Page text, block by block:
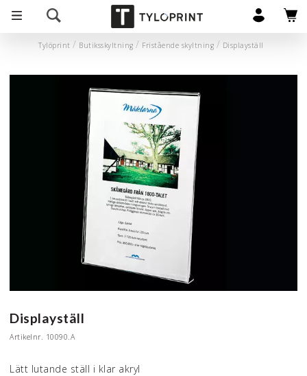
Tylöprint Butiksskyltning Fristående skyltning Displayställ
Displayställ
Artikelnr. 10090.A
Lätt lutande ställ i klar akryl